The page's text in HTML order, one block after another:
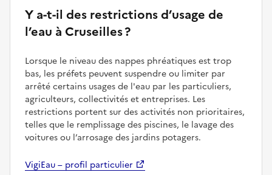
Y a-t-il des restrictions d’usage de
l’eau à Cruseilles ?
Lorsque le niveau des nappes phréatiques est trop
bas, les préfets peuvent suspendre ou limiter par
arrêté certains usages de l'eau par les particuliers,
agriculteurs, collectivités et entreprises. Les
restrictions portent sur des activités non prioritaires,
telles que le remplissage des piscines, le lavage des
voitures ou l’arrosage des jardins potagers.
VigiEau – profil particulier